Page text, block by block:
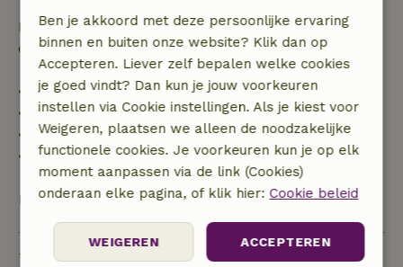
Daarna krijg je een deel van de reissom en 100% van
de borg terugbetaald:
• tot 42 dagen voor aankomst: 70% terugbetaald
• 42–28 dagen voor aankomst: 40% terugbetaald
• 28 dagen tot de aankomstdag: 10% terugbetaald
• op de aankomstdag of later: geen terugbetaling
Bekijk alles
Duurzaamheid
Ben je akkoord met deze persoonlijke ervaring
binnen en buiten onze website? Klik dan op
Accepteren. Liever zelf bepalen welke cookies
je goed vindt? Dan kun je jouw voorkeuren
instellen via Cookie instellingen. Als je kiest voor
Weigeren, plaatsen we alleen de noodzakelijke
functionele cookies. Je voorkeuren kun je op elk
moment aanpassen via de link (Cookies)
onderaan elke pagina, of klik hier: Cookie beleid
ACCEPTEREN
WEIGEREN